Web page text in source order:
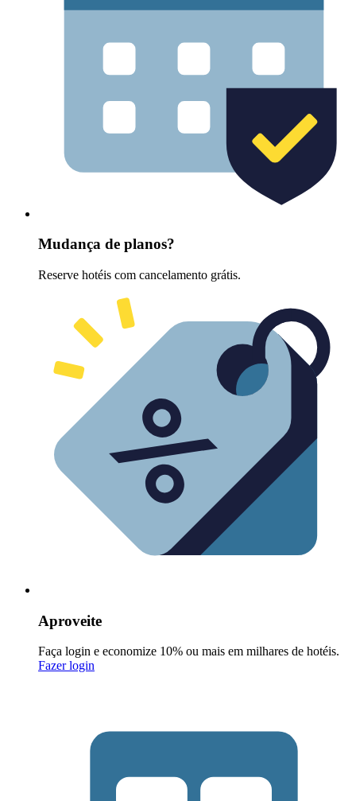
Mudança de planos?
Reserve hotéis com cancelamento grátis.
Aproveite
Faça login e economize 10% ou mais em milhares de hotéis.
Fazer login